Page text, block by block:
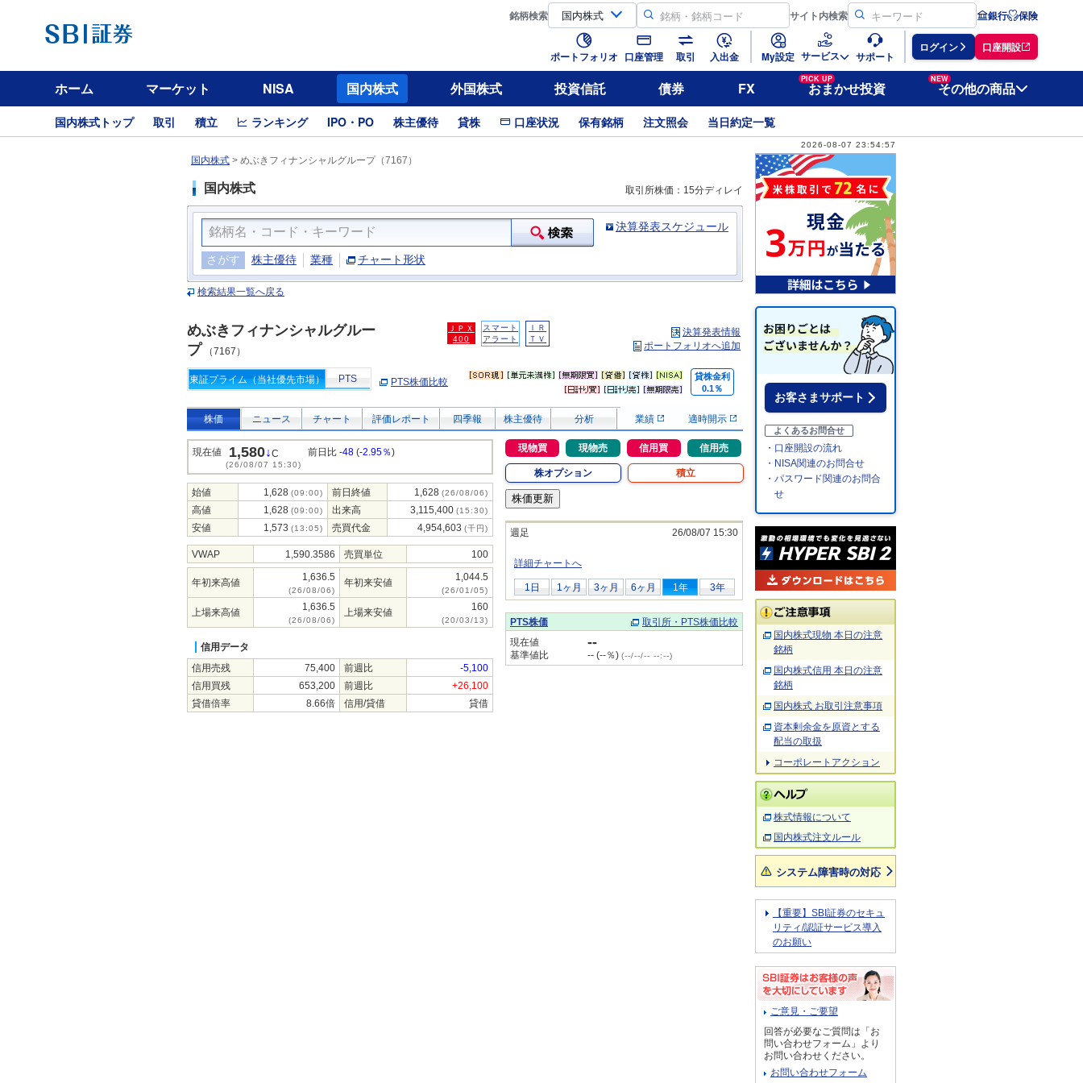
銘柄検索 サイト内検索 銀行 保険
ポートフォリオ 口座管理 取引 入出金 My設定 サービス サポート
ログイン 口座開設
ホーム マーケット NISA 国内株式 外国株式 投資信託 債券 FX
PICK UP
おまかせ投資
NEW
その他の商品
国内株式トップ 取引 積立 ランキング IPO・PO 株主優待 貸株 口座状況 保有銘柄 注文照会 当日約定一覧
2026-08-07 23:54:57
国内株式 > めぶきフィナンシャルグループ（7167）
国内株式 取引所株価：15分ディレイ
決算発表スケジュール
さがす 株主優待 業種 チャート形状
検索結果一覧へ戻る
めぶきフィナンシャルグルー
プ （7167）
ＪＰＸ
400
スマート
アラート
ＩＲ
ＴＶ
決算発表情報
ポートフォリオへ追加
東証プライム（当社優先市場） PTS PTS株価比較
貸株金利
0.1％
株価 ニュース チャート 評価レポート 四季報 株主優待 分析 業績 適時開示
現在値 1,580↓C
(26/08/07 15:30)
前日比 -48 (-2.95％)
始値 1,628 (09:00) 前日終値 1,628 (26/08/06)
高値 1,628 (09:00) 出来高 3,115,400 (15:30)
安値 1,573 (13:05) 売買代金 4,954,603 (千円)
VWAP 1,590.3586 売買単位 100
年初来高値 1,636.5
(26/08/06)
年初来安値 1,044.5
(26/01/05)
上場来高値 1,636.5
(26/08/06)
上場来安値 160
(20/03/13)
信用データ
信用売残
75,400 前週比
-5,100
信用買残
653,200 前週比
+26,100
貸借倍率
8.66倍 信用/貸借 貸借
現物買 現物売 信用買 信用売
株オプション 積立
週足 26/08/07 15:30
詳細チャートへ
1日 1ヶ月 3ヶ月 6ヶ月 1年 3年
PTS株価
取引所・PTS株価比較
現在値
--
基準値比 -- (--％) (--/--/-- --:--)
お客さまサポート
よくあるお問合せ
・口座開設の流れ
・NISA関連のお問合せ
・パスワード関連のお問合
せ
国内株式現物 本日の注意
銘柄
国内株式信用 本日の注意
銘柄
国内株式 お取引注意事項
資本剰余金を原資とする
配当の取扱
コーポレートアクション
株式情報について
国内株式注文ルール
システム障害時の対応
【重要】SBI証券のセキュ
リティ/認証サービス導入
のお願い
ご意見・ご要望
回答が必要なご質問は「お
問い合わせフォーム」より
お問い合わせください。
お問い合わせフォーム